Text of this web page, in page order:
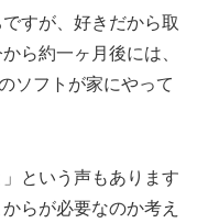
すが、好きだから取
ら約一ヶ月後には、
ソフトが家にやって
という声もあります
らが必要なのか考え